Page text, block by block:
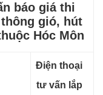
báo giá thi
gió, hút
Hóc Môn
Điện thoại
tư vấn lắp